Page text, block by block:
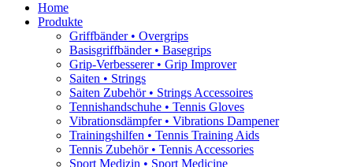
Home
Produkte
Griffbänder • Overgrips
Basisgriffbänder • Basegrips
Grip-Verbesserer • Grip Improver
Saiten • Strings
Saiten Zubehör • Strings Accessoires
Tennishandschuhe • Tennis Gloves
Vibrationsdämpfer • Vibrations Dampener
Trainingshilfen • Tennis Training Aids
Tennis Zubehör • Tennis Accessories
Sport Medizin • Sport Medicine